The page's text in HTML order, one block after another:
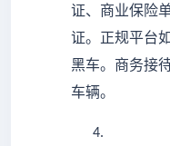
证、商业保险
证。正规平台
黑车。商务接
车辆。
4.